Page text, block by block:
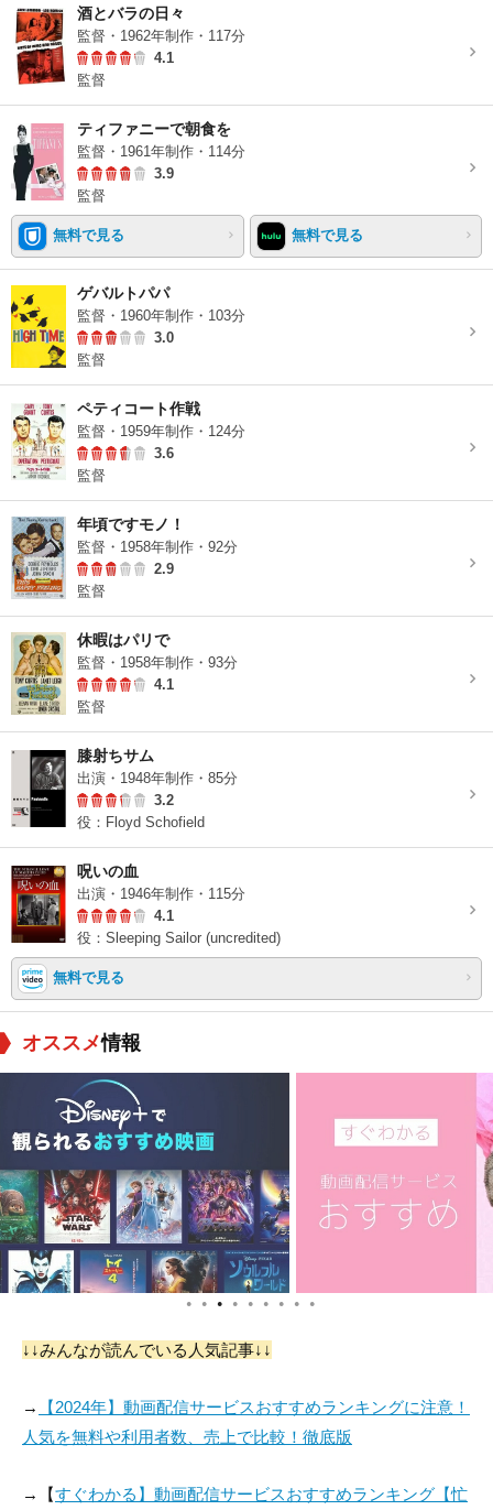
酒とバラの日々
監督・1962年制作・117分
4.1
監督
ティファニーで朝食を
監督・1961年制作・114分
3.9
監督
無料で見る 無料で見る
ゲバルトパパ
監督・1960年制作・103分
3.0
監督
ペティコート作戦
監督・1959年制作・124分
3.6
監督
年頃ですモノ！
監督・1958年制作・92分
2.9
監督
休暇はパリで
監督・1958年制作・93分
4.1
監督
膝射ちサム
出演・1948年制作・85分
3.2
役：Floyd Schofield
呪いの血
出演・1946年制作・115分
4.1
役：Sleeping Sailor (uncredited)
無料で見る
オススメ情報
● ● ● ● ● ● ● ● ●
↓↓みんなが読んでいる人気記事↓↓
→
【2024年】動画配信サービスおすすめランキングに注意！
人気を無料や利用者数、売上で比較！徹底版
→【すぐわかる】動画配信サービスおすすめランキング【忙